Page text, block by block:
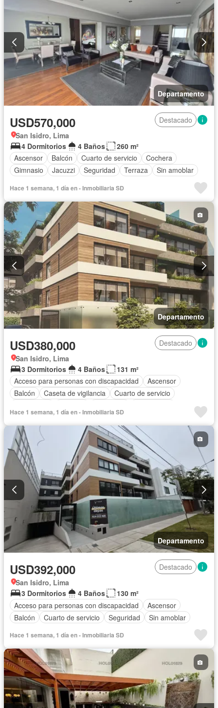
Departamento
USD570,000
Destacado
San Isidro, Lima
4 Dormitorios
4 Baños
260 m²
Ascensor
Balcón Cuarto de servicio
Cochera
Gimnasio
Jacuzzi Seguridad Terraza Sin amoblar
Hace 1 semana, 1 día en - Inmobiliaria SD
Departamento
USD380,000
Destacado
San Isidro, Lima
3 Dormitorios
4 Baños
131 m²
Acceso para personas con discapacidad
Ascensor
Balcón
Caseta de vigilancia
Cuarto de servicio
Hace 1 semana, 1 día en - Inmobiliaria SD
Departamento
USD392,000
Destacado
San Isidro, Lima
3 Dormitorios
4 Baños
130 m²
Acceso para personas con discapacidad
Ascensor
Balcón
Cuarto de servicio Seguridad Sin amoblar
Hace 1 semana, 1 día en - Inmobiliaria SD